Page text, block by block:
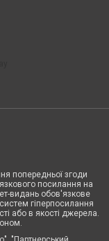
попередньої згоди
посилання на
видань обов'язкове
гіперпосилання
або в якості джерела.